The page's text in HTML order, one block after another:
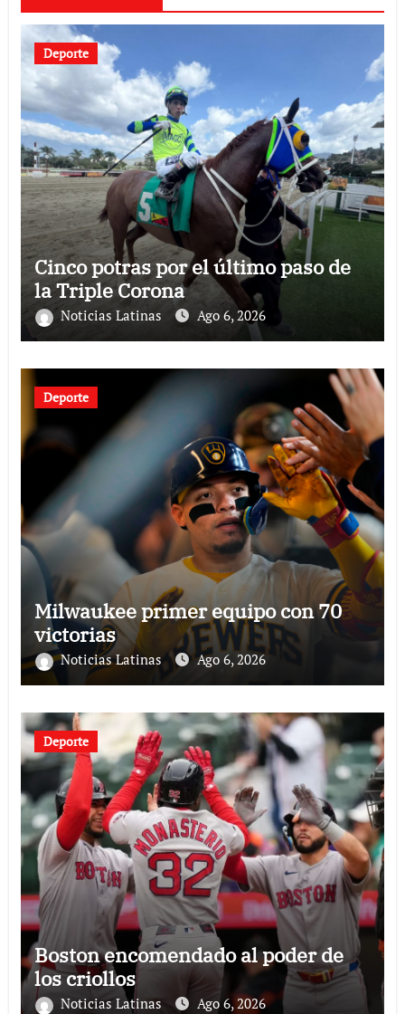
Deporte
Cinco potras por el último paso de
la Triple Corona
Noticias Latinas Ago 6, 2026
Deporte
Milwaukee primer equipo con 70
victorias
Noticias Latinas Ago 6, 2026
Deporte
Boston encomendado al poder de
los criollos
Noticias Latinas Ago 6, 2026